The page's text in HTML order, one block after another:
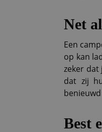
Net
Een
op kan
zeker dat
dat zij
Best